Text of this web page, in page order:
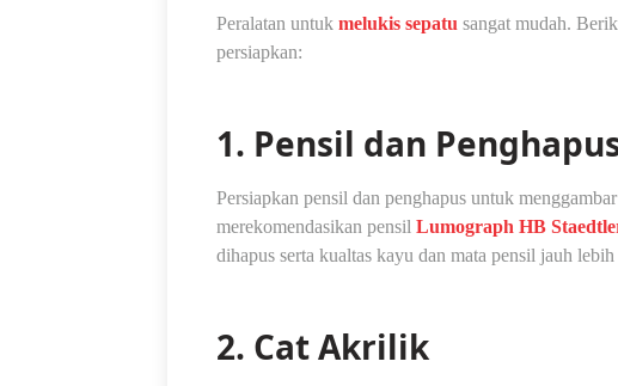
Peralatan untuk melukis sepatu sangat mudah.
persiapkan:
1. Pensil dan
Persiapkan pensil dan penghapus untuk
merekomendasikan pensil Lumograph HB
dihapus serta kualtas kayu dan mata pensil jauh
2. Cat Akrilik